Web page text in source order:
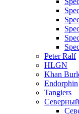
Peter Ralf
HLGN
Khan
Endorphin
Tangiers
Северный